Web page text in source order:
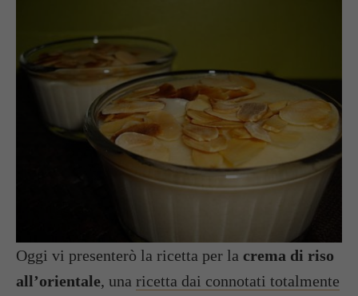
Oggi vi presenterò la ricetta per la crema di riso
all’orientale, una ricetta dai connotati totalmente